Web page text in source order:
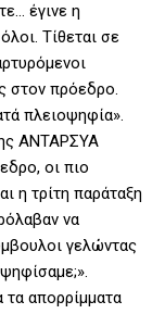
έγινε η
Τίθεται σε
στον πρόεδρο.
πλειοψηφία».
ΑΝΤΑΡΣΥΑ
οι πιο
η τρίτη παράταξη
να
γελώντας
απορρίμματα